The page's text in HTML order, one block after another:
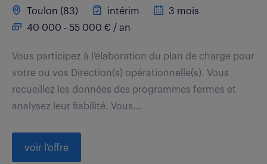
Toulon (83) intérim
3 mois
40 000 - 55 000 € / an
Vous participez à l'élaboration du plan de charge pour
votre ou vos Direction(s) opérationnelle(s). Vous
recueillez les données des programmes fermes et
analysez leur fiabilité. Vous...
voir l'offre